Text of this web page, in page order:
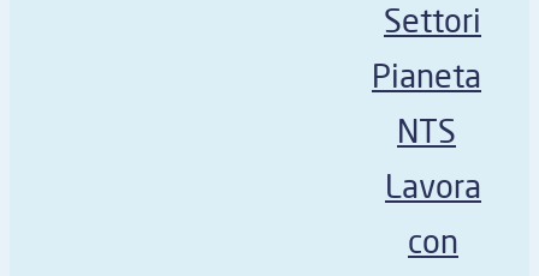
Settori
Pianeta
NTS
Lavora
con